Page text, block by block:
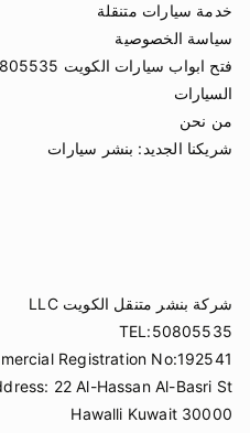
خدمة سيارات متنقلة
سياسة الخصوصية
السيارات
من نحن
شريكنا الجديد: بنشر سيارات
شركة بنشر متنقل الكويت LLC
TEL:50805535
Registration No:192541
22 Al-Hassan Al-Basri St
Hawalli Kuwait 30000